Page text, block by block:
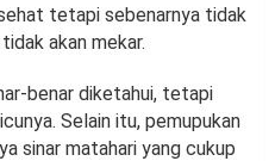
tetapi sebenarnya tidak
akan mekar.
benar diketahui, tetapi
Selain itu, pemupukan
sinar matahari yang cukup